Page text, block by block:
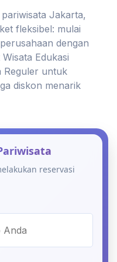
Jakarta,
fleksibel: mulai
dengan
Edukasi
Reguler untuk
diskon menarik
reservasi